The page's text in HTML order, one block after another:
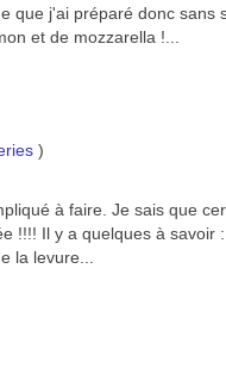
que j'ai préparé donc sans
et de mozzarella !...
)
à faire. Je sais que
!!!! Il y a quelques à savoir
la levure...